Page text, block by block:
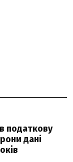
податкову
дані